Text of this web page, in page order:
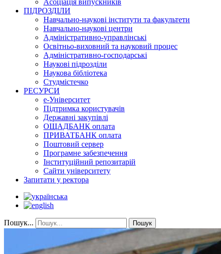
ПІДРОЗДІЛИ
Навчально-наукові інститути та факультети
Навчально-наукові центри
Адміністративно-управлінські
Освітньо-виховний та науковий процес
Адміністративно-господарські
Наукові підрозділи
Наукова бібліотека
Студмістечко
РЕСУРСИ
е-Університет
Підтримка користувачів
Державні закупівлі
ОЩАДБАНК оплата
ПРИВАТБАНК оплата
Поштовий сервер
Програмне забезпечення
Інституційний репозитарій
Сайти університету
Запитати у ректора
Пошук... Пошук